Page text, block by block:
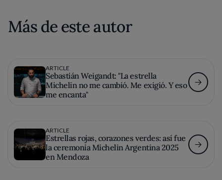
Más de este autor
ARTICLE
Sebastián Weigandt: "La estrella
Michelin no me cambió. Me exigió. Y eso
me encanta"
ARTICLE
Estrellas rojas, corazones verdes: así fue
la ceremonia Michelin Argentina 2025
en Mendoza